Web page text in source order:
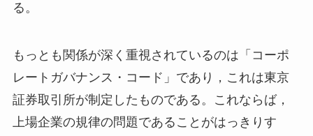
る。
もっとも関係が深く重視されているのは「コーポ
レートガバナンス・コード」であり，これは東京
証券取引所が制定したものである。これならば，
上場企業の規律の問題であることがはっきりす